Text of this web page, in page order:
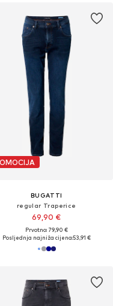
BUGATTI
regular Traperice
69,90 €
Prvotno: 79,90 €
Posljednja najniža cijena:53,91 €